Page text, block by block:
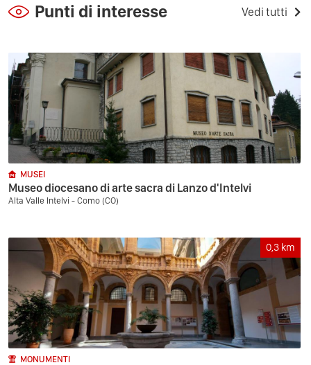
Punti di interesse Vedi tutti
MUSEI
Museo diocesano di arte sacra di Lanzo d'Intelvi
Alta Valle Intelvi - Como (CO)
0,3 km
MONUMENTI